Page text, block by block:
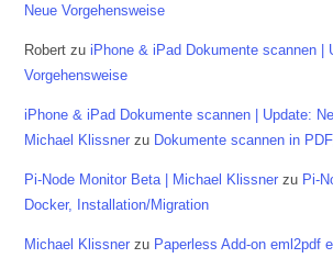
Neue Vorgehensweise
Robert zuiPhone & iPad Dokumente scannen |
Vorgehensweise
iPhone & iPad Dokumente scannen | Update:
Michael Klissner zu Dokumente scannen in
Pi-Node Monitor Beta | Michael Klissner zu Pi-
Docker, Installation/Migration
Michael Klissner zu Paperless Add-on eml2pdf